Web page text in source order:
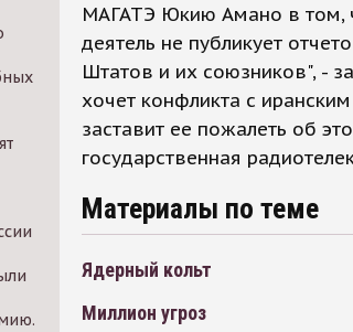
МАГАТЭ Юкию Амано в том,
деятель не публикует
Штатов и их союзников", -
хочет конфликта с
заставит ее пожалеть об
государственная
Материалы по теме
Ядерный кольт
Миллион угроз